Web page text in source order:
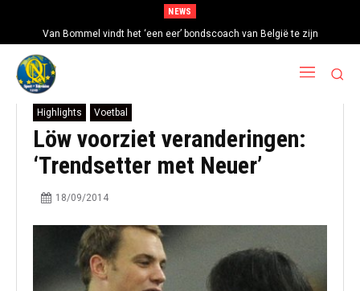
NEWS
Van Bommel vindt het ‘een eer’ bondscoach van België te zijn
Highlights Voetbal
Löw voorziet veranderingen:
‘Trendsetter met Neuer’
18/09/2014